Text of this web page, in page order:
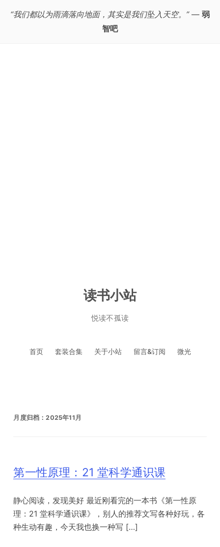
“我们都以为雨滴落向地面，其实是我们坠入天空。”— 弱
智吧
读书小站
悦读不孤读
首页 套装合集 关于小站 留言&订阅 微光
月度归档：2025年11月
第一性原理：21 堂科学通识课
‍静心阅读，发现美好 最近刚看完的一本书《第一性原
理：21 堂科学通识课》，别人的推荐文写各种好玩，各
种生动有趣，今天我也换一种写 […]